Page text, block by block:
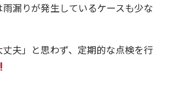
漏りが発生しているケースも少な
夫」と思わず、定期的な点検を行